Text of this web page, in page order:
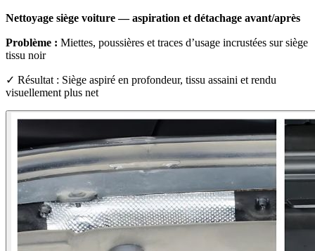
Nettoyage siège voiture — aspiration et détachage avant/après
Problème : Miettes, poussières et traces d’usage incrustées sur siège
tissu noir
✓ Résultat : Siège aspiré en profondeur, tissu assaini et rendu
visuellement plus net